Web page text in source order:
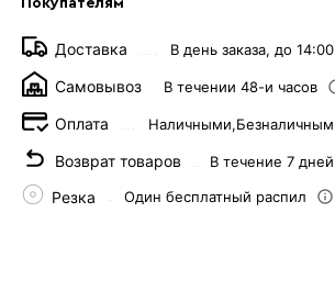
Покупателям
Доставка В день заказа, до 14:00
Самовывоз В течении 48-и часов
Оплата Наличными,Безналичным
Возврат товаров В течение 7 дней
Резка Один бесплатный распил